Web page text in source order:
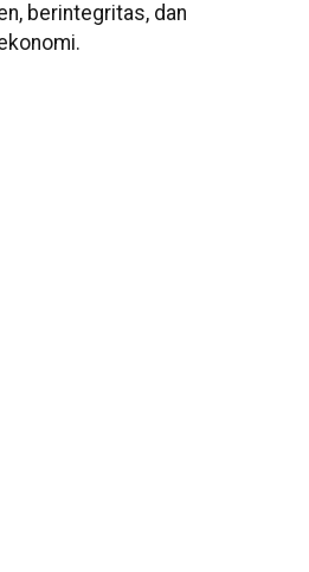
berintegritas, dan